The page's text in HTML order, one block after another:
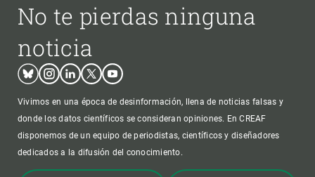
No te pierdas ninguna
noticia
BlueskyInstagram
LinkedinTwitterYoutube
Vivimos en una época de desinformación, llena de noticias falsas y
donde los datos científicos se consideran opiniones. En CREAF
disponemos de un equipo de periodistas, científicos y diseñadores
dedicados a la difusión del conocimiento.